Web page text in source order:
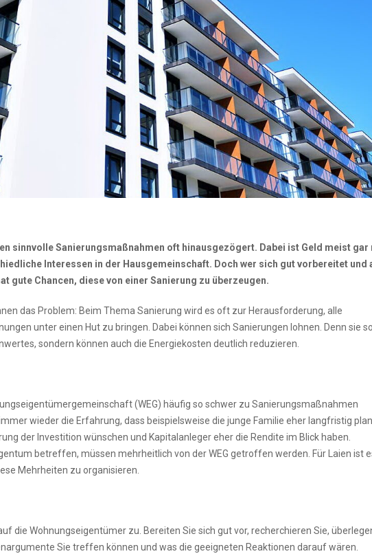
sinnvolle Sanierungsmaßnahmen oft hinausgezögert. Dabei ist Geld meist gar
Interessen in der Hausgemeinschaft. Doch wer sich gut vorbereitet und
gute Chancen, diese von einer Sanierung zu überzeugen.
das Problem: Beim Thema Sanierung wird es oft zur Herausforderung, alle
unter einen Hut zu bringen. Dabei können sich Sanierungen lohnen. Denn sie
sondern können auch die Energiekosten deutlich reduzieren.
(WEG) häufig so schwer zu Sanierungsmaßnahmen
wieder die Erfahrung, dass beispielsweise die junge Familie eher langfristig
der Investition wünschen und Kapitalanleger eher die Rendite im Blick haben.
betreffen, müssen mehrheitlich von der WEG getroffen werden. Für Laien ist
Mehrheiten zu organisieren.
die Wohnungseigentümer zu. Bereiten Sie sich gut vor, recherchieren Sie,
Sie treffen können und was die geeigneten Reaktionen darauf wären.